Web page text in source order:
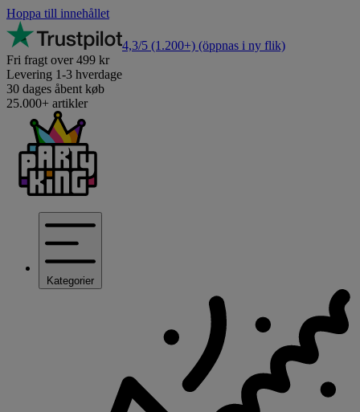
Hoppa till innehållet
4,3/5 (1.200+) (öppnas i ny flik)
Fri fragt over 499 kr
Levering 1-3 hverdage
30 dages åbent køb
25.000+ artikler
Kategorier